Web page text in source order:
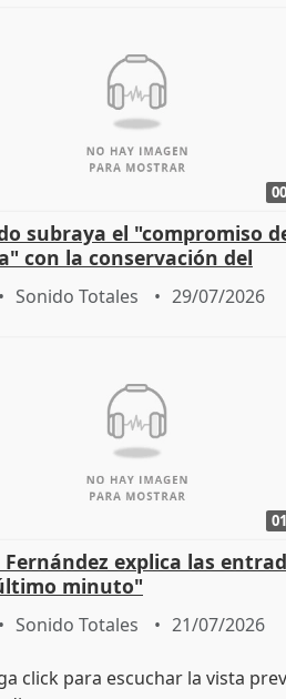
subraya el "compromiso
con la conservación del
en Córdoba
Sonido Totales 29/07/2026
Fernández explica las
minuto"
Sonido Totales 21/07/2026